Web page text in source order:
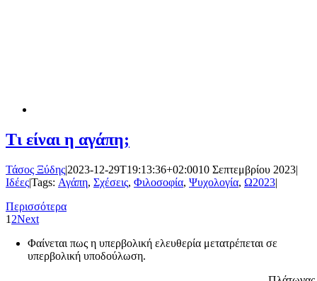
Τι είναι η αγάπη;
Τάσος Ξύδης|2023-12-29T19:13:36+02:0010 Σεπτεμβρίου 2023|
Ιδέες|Tags: Αγάπη, Σχέσεις, Φιλοσοφία, Ψυχολογία, Ω2023|
Περισσότερα
1 2Next
Φαίνεται πως η υπερβολική ελευθερία μετατρέπεται σε
υπερβολική υποδούλωση.